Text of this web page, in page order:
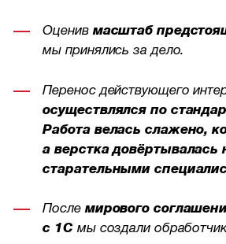
Оценивмасштаб
мы принялись за дело.
Перенос действующего
осуществлялся по
Работа велась слажено,
а верстка
старательными
Послемирового
с 1С мы создали